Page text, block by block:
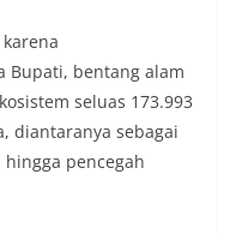
Hari Kemerdekaan RI.
Sunggal
Sunggal, Ingatkan
Putih Jelang HUT
Agustus 2026 — Dalam
Tahun
yang ke-81,
Sunggal, Aiptu
Bupati, bentang alam
seluas 173.993
diantaranya sebagai
pencegah